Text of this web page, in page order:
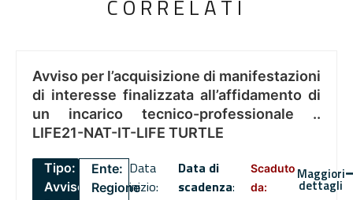
CORRELATI
Avviso per l’acquisizione di manifestazioni
di interesse finalizzata all’affidamento di
un incarico tecnico-professionale ..
LIFE21-NAT-IT-LIFE TURTLE
Tipo:
Avviso
Ente:
Regione
Data
inizio:
Data di
scadenza:
Scaduto
da:
Maggiori
dettagli